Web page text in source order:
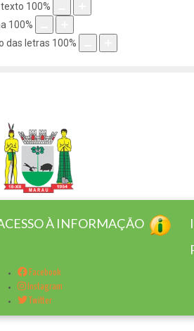
100%
100%
das letras 100%
À INFORMAÇÃO
Facebook
Instagram
Twitter